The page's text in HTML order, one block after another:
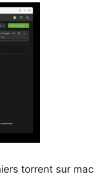
torrent sur mac